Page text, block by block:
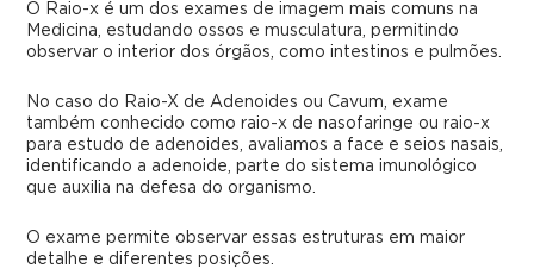
O Raio-x é um dos exames de imagem mais comuns na
Medicina, estudando ossos e musculatura, permitindo
observar o interior dos órgãos, como intestinos e pulmões.
No caso do Raio-X de Adenoides ou Cavum, exame
também conhecido como raio-x de nasofaringe ou raio-x
para estudo de adenoides, avaliamos a face e seios nasais,
identificando a adenoide, parte do sistema imunológico
que auxilia na defesa do organismo.
O exame permite observar essas estruturas em maior
detalhe e diferentes posições.